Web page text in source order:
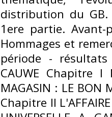
distribution du GB.
1ere partie.
Hommages et
période -
CAUWE Chapitre I
MAGASIN : LE BON
Chapitre II